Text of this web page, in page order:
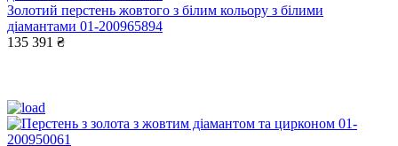
Золотий перстень жовтого з білим кольору з білими
діамантами 01-200965894
135 391 ₴